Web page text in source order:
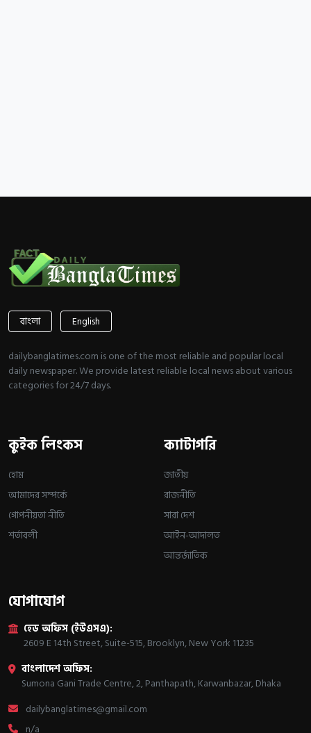
বাংলা English
dailybanglatimes.com is one of the most reliable and popular local
daily newspaper. We provide latest reliable local news about various
categories for 24/7 days.
কুইক লিংকস
হোম
আমাদের সম্পর্কে
গোপনীয়তা নীতি
শর্তাবলী
ক্যাটাগরি
জাতীয়
রাজনীতি
সারা দেশ
আইন-আদালত
আন্তর্জাতিক
যোগাযোগ
হেড অফিস (ইউএসএ):
2609 E 14th Street, Suite-515, Brooklyn, New York 11235
বাংলাদেশ অফিস:
Sumona Gani Trade Centre, 2, Panthapath, Karwanbazar, Dhaka
dailybanglatimes@gmail.com
n/a